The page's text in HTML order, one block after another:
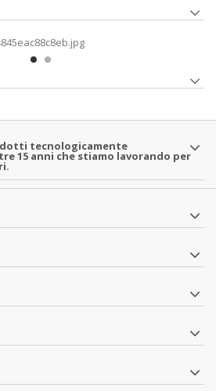
tecnologicamente
15 anni che stiamo lavorando per